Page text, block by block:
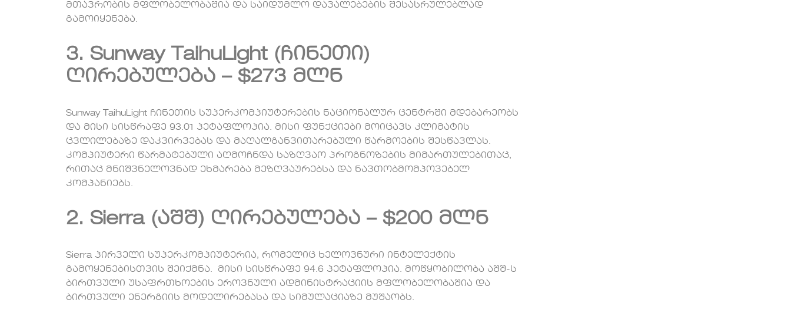
მთავრობის მფლობელობაშია და საიდუმლო დავალებების შესასრულებლად
გამოიყენება.
3. Sunway TaihuLight (ჩინეთი)
ღირებულება – $273 მლნ
Sunway TaihuLight ჩინეთის სუპერკომპიუტერების ნაციონალურ ცენტრში მდებარეობს
და მისი სისწრაფე 93.01 პეტაფლოპია. მისი ფუნქციები მოიცავს კლიმატის
ცვლილებაზე დაკვირვებას და მაღალგანვითარებული წარმოების შესწავლას.
კომპიუტერი წარმატებული აღმოჩნდა საზღვაო პროგნოზების მიმართულებითაც,
რითაც მნიშვნელოვნად ეხმარება მეზღვაურებსა და ნავთობმომპოვებელ
კომპანიებს.
2. Sierra (აშშ) ღირებულება – $200 მლნ
Sierra პირველი სუპერკომპიუტერია, რომელიც ხელოვნური ინტელექტის
გამოყენებისთვის შეიქმნა. მისი სისწრაფე 94.6 პეტაფლოპია. მოწყობილობა აშშ-ს
ბირთვული უსაფრთხოების ეროვნული ადმინისტრაციის მფლობელობაშია და
ბირთვული ენერგიის მოდელირებასა და სიმულაციაზე მუშაობს.